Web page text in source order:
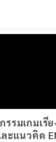
รมเกมเรี
ะแนวคิด